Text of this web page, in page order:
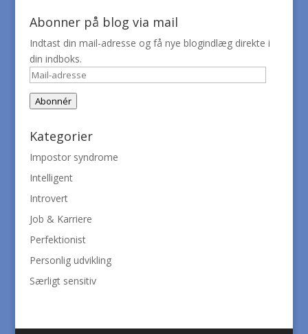
Abonner på blog via mail
Indtast din mail-adresse og få nye blogindlæg direkte i
din indboks.
Mail-
adresse
Abonnér
Kategorier
Impostor syndrome
Intelligent
Introvert
Job & Karriere
Perfektionist
Personlig udvikling
Særligt sensitiv